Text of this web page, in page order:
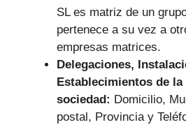
SL es matriz de un
pertenece a su vez a
empresas matrices.
Delegaciones,
Establecimientos de la
sociedad: Domicilio,
postal, Provincia y